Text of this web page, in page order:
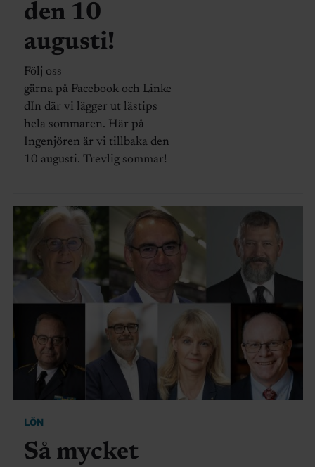
den 10
augusti!
Följ oss
gärna på Facebook och Linke
dIn där vi lägger ut lästips
hela sommaren. Här på
Ingenjören är vi tillbaka den
10 augusti. Trevlig sommar!
LÖN
Så mycket